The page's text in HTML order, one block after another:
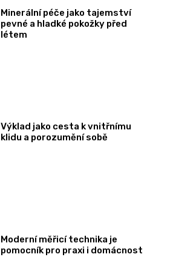
Minerální péče jako tajemství
pevné a hladké pokožky před
létem
Výklad jako cesta k vnitřnímu
klidu a porozumění sobě
Moderní měřicí technika je
pomocník pro praxi i domácnost